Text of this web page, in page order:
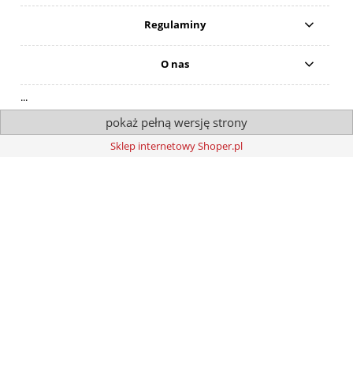
Regulaminy
O nas
...
pokaż pełną wersję strony
Sklep internetowy Shoper.pl